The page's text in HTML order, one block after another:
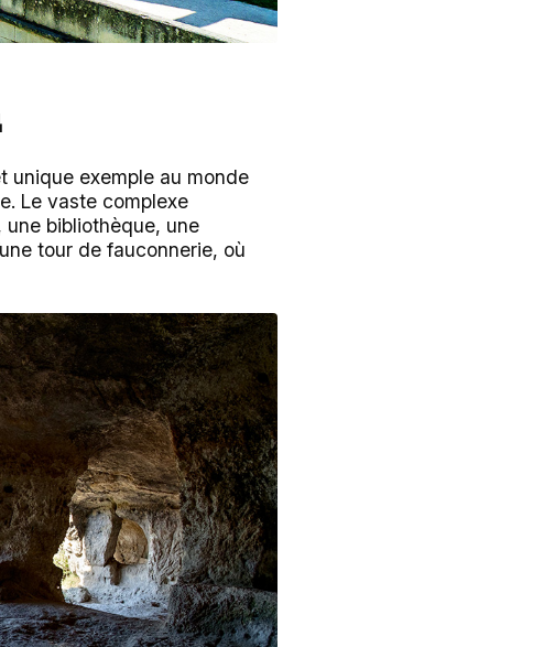
unique exemple au monde
Le vaste complexe
une bibliothèque, une
tour de fauconnerie, où